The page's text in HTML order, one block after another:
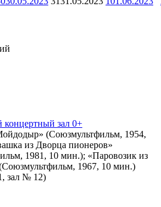
концертный зал 0+
(Союзмультфильм, 1954,
из Дворца пионеров»
1981, 10 мин.); «Паровозик из
1967, 10 мин.)
зал № 12)